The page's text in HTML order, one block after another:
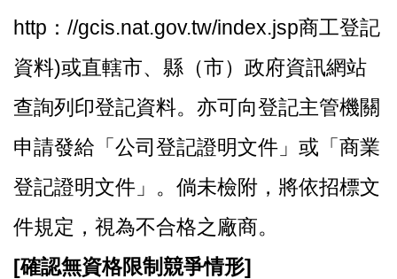
http：//gcis.nat.gov.tw/index.jsp商工登記
資料)或直轄市、縣（市）政府資訊網站
查詢列印登記資料。亦可向登記主管機關
申請發給「公司登記證明文件」或「商業
登記證明文件」。倘未檢附，將依招標文
件規定，視為不合格之廠商。
[確認無資格限制競爭情形]